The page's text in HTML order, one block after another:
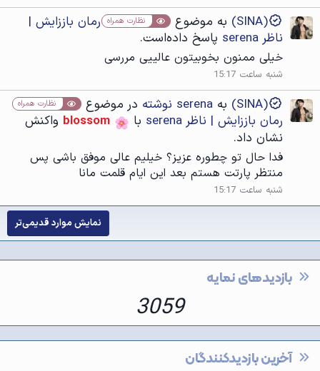
(SINA) به موضوع نظارت همراه رمان باززایش |
ناظر serena
پاسخ داده‌است.
خیلی ممنون بخوبیتون عالییی مررسی
شنبه ساعت 15:17
(SINA) بهserena نوشته در موضوع نظارت همراه
رمان باززایش | ناظر serena با blossom واکنش
نشان داد.
فدا حال تو چطوره عزیز؟ خیلیم عالی موفق باشی پس
منتظر پارتت هستم بعد این ایام قلمت مانا
شنبه ساعت 15:17
نمایش موارد قدیمی‌تر
بازدیدهای نمایه
3059
آخرین بازدیدکنندگان